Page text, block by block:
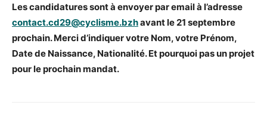
Les candidatures sont à envoyer par email à l’adresse
contact.cd29@cyclisme.bzhavant le 21 septembre
prochain. Merci d’indiquer votre Nom, votre Prénom,
Date de Naissance, Nationalité. Et pourquoi pas un projet
pour le prochain mandat.